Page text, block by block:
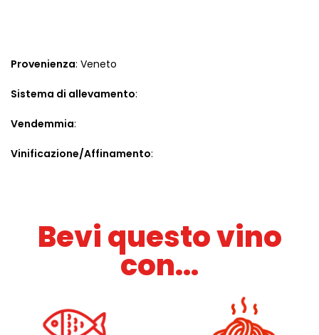
Provenienza: Veneto
Sistema di allevamento:
Vendemmia:
Vinificazione/Affinamento:
Bevi questo vino
con...